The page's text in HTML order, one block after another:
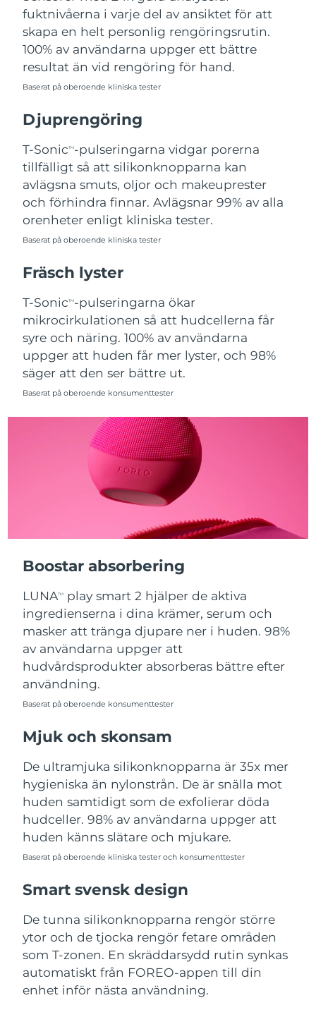
fuktnivåerna i varje del av ansiktet för att
skapa en helt personlig rengöringsrutin.
100% av användarna uppger ett bättre
resultat än vid rengöring för hand.
Baserat på oberoende kliniska tester
Djuprengöring
T-SonicTM-pulseringarna vidgar porerna
tillfälligt så att silikonknopparna kan
avlägsna smuts, oljor och makeuprester
och förhindra finnar. Avlägsnar 99% av alla
orenheter enligt kliniska tester.
Baserat på oberoende kliniska tester
Fräsch lyster
T-SonicTM-pulseringarna ökar
mikrocirkulationen så att hudcellerna får
syre och näring. 100% av användarna
uppger att huden får mer lyster, och 98%
säger att den ser bättre ut.
Baserat på oberoende konsumenttester
Boostar absorbering
LUNATM
play smart 2 hjälper de aktiva
ingredienserna i dina krämer, serum och
masker att tränga djupare ner i huden. 98%
av användarna uppger att
hudvårdsprodukter absorberas bättre efter
användning.
Baserat på oberoende konsumenttester
Mjuk och skonsam
De ultramjuka silikonknopparna är 35x mer
hygieniska än nylonstrån. De är snälla mot
huden samtidigt som de exfolierar döda
hudceller. 98% av användarna uppger att
huden känns slätare och mjukare.
Baserat på oberoende kliniska tester och konsumenttester
Smart svensk design
De tunna silikonknopparna rengör större
ytor och de tjocka rengör fetare områden
som T-zonen. En skräddarsydd rutin synkas
automatiskt från FOREO-appen till din
enhet inför nästa användning.
Filippinerna Förväntad leverans8/12/26
Polen Förväntad leverans
Portugal
Puerto Rico
Qatar Förväntad leverans8/10/26
Réunion Förväntad leverans8/14/26
Rumänien Förväntad leverans
Ryssland
Saudiarabien
Singapore 8/11/26
Slovakien Förväntad leverans
Slovenien Förväntad leverans
Förväntad leverans
Förväntad leverans
Förväntad leverans
Thailand Förväntad leverans8/13/26
Turkiet Förväntad leverans
Förenade
Arabemiraten
Uzbekistan Förväntad leverans8/14/26
Vietnam Förväntad leverans 8/15/26